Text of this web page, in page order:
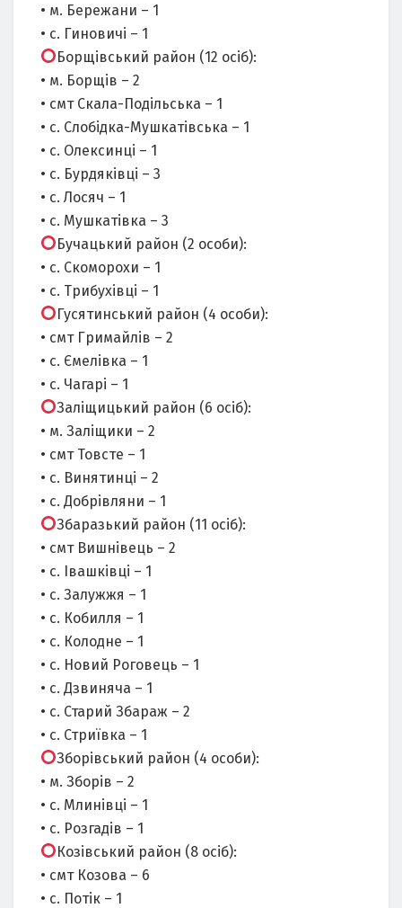
• м. Бережани – 1
• с. Гиновичі – 1
Борщівський район (12 осіб):
• м. Борщів – 2
• смт Скала-Подільська – 1
• с. Слобідка-Мушкатівська – 1
• с. Олексинці – 1
• с. Бурдяківці – 3
• с. Лосяч – 1
• с. Мушкатівка – 3
Бучацький район (2 особи):
• с. Скоморохи – 1
• с. Трибухівці – 1
Гусятинський район (4 особи):
• смт Гримайлів – 2
• с. Ємелівка – 1
• с. Чагарі – 1
Заліщицький район (6 осіб):
• м. Заліщики – 2
• смт Товсте – 1
• с. Винятинці – 2
• с. Добрівляни – 1
Збаразький район (11 осіб):
• смт Вишнівець – 2
• с. Івашківці – 1
• с. Залужжя – 1
• с. Кобилля – 1
• с. Колодне – 1
• с. Новий Роговець – 1
• с. Дзвиняча – 1
• с. Старий Збараж – 2
• с. Стриївка – 1
Зборівський район (4 особи):
• м. Зборів – 2
• с. Млинівці – 1
• с. Розгадів – 1
Козівський район (8 осіб):
• смт Козова – 6
• с. Потік – 1